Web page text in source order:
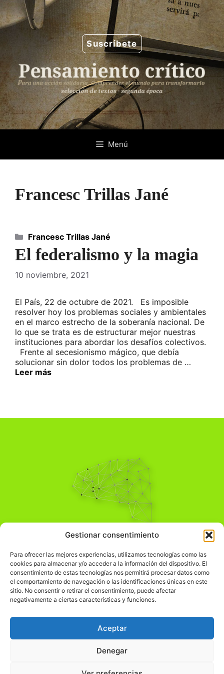
Gestionar consentimiento
Para ofrecer las mejores experiencias, utilizamos tecnologías como las
cookies para almacenar y/o acceder a la información del dispositivo. El
consentimiento de estas tecnologías nos permitirá procesar datos como
el comportamiento de navegación o las identificaciones únicas en este
sitio. No consentir o retirar el consentimiento, puede afectar
negativamente a ciertas características y funciones.
Aceptar
Denegar
Saltar
al
contenido
Suscríbete
Menú
Francesc Trillas Jané
El federalismo y la magia
10 noviembre, 2021
El País, 22 de octubre de 2021. Es imposible
resolver hoy los problemas sociales y ambientales
en el marco estrecho de la soberanía nacional. De
lo que se trata es de estructurar mejor nuestras
instituciones para abordar los desafíos colectivos.
Frente al secesionismo mágico, que debía
solucionar sin dolor todos los problemas de …
Leer más
Categorías
Francesc Trillas Jané
Pensamiento Crítico
Comprender el mundo para transformarlo.
Información Legal
჻Política de privacidad
Política de cookies